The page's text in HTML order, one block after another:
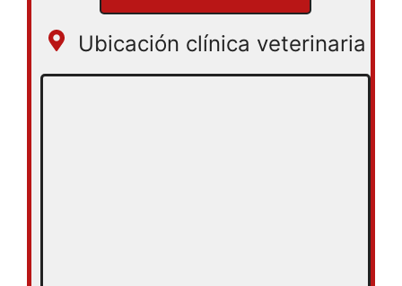
Ubicación clínica veterinaria